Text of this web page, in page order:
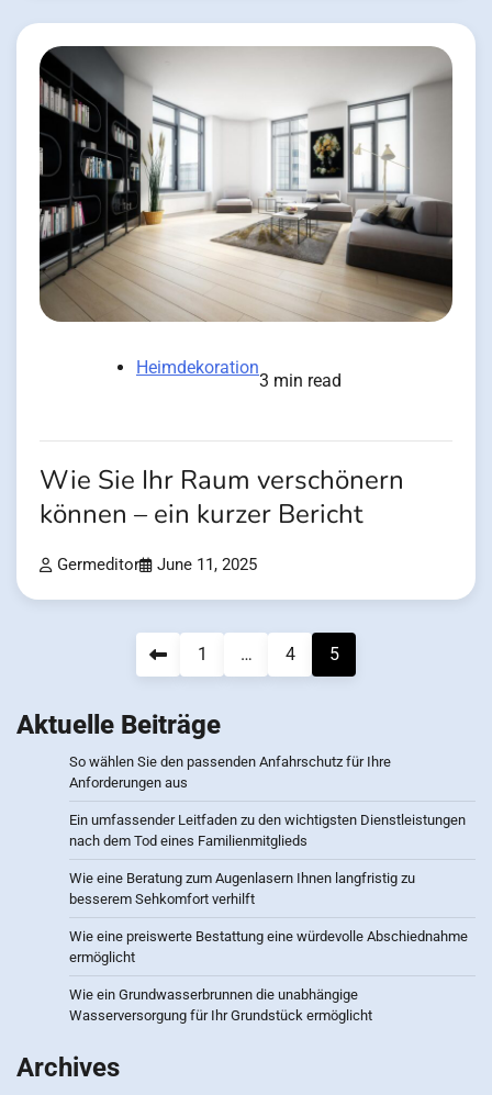
Heimdekoration
3 min read
Wie Sie Ihr Raum verschönern
können – ein kurzer Bericht
Germeditor June 11, 2025
1 … 4 5
Aktuelle Beiträge
So wählen Sie den passenden Anfahrschutz für Ihre
Anforderungen aus
Ein umfassender Leitfaden zu den wichtigsten Dienstleistungen
nach dem Tod eines Familienmitglieds
Wie eine Beratung zum Augenlasern Ihnen langfristig zu
besserem Sehkomfort verhilft
Wie eine preiswerte Bestattung eine würdevolle Abschiednahme
ermöglicht
Wie ein Grundwasserbrunnen die unabhängige
Wasserversorgung für Ihr Grundstück ermöglicht
Archives